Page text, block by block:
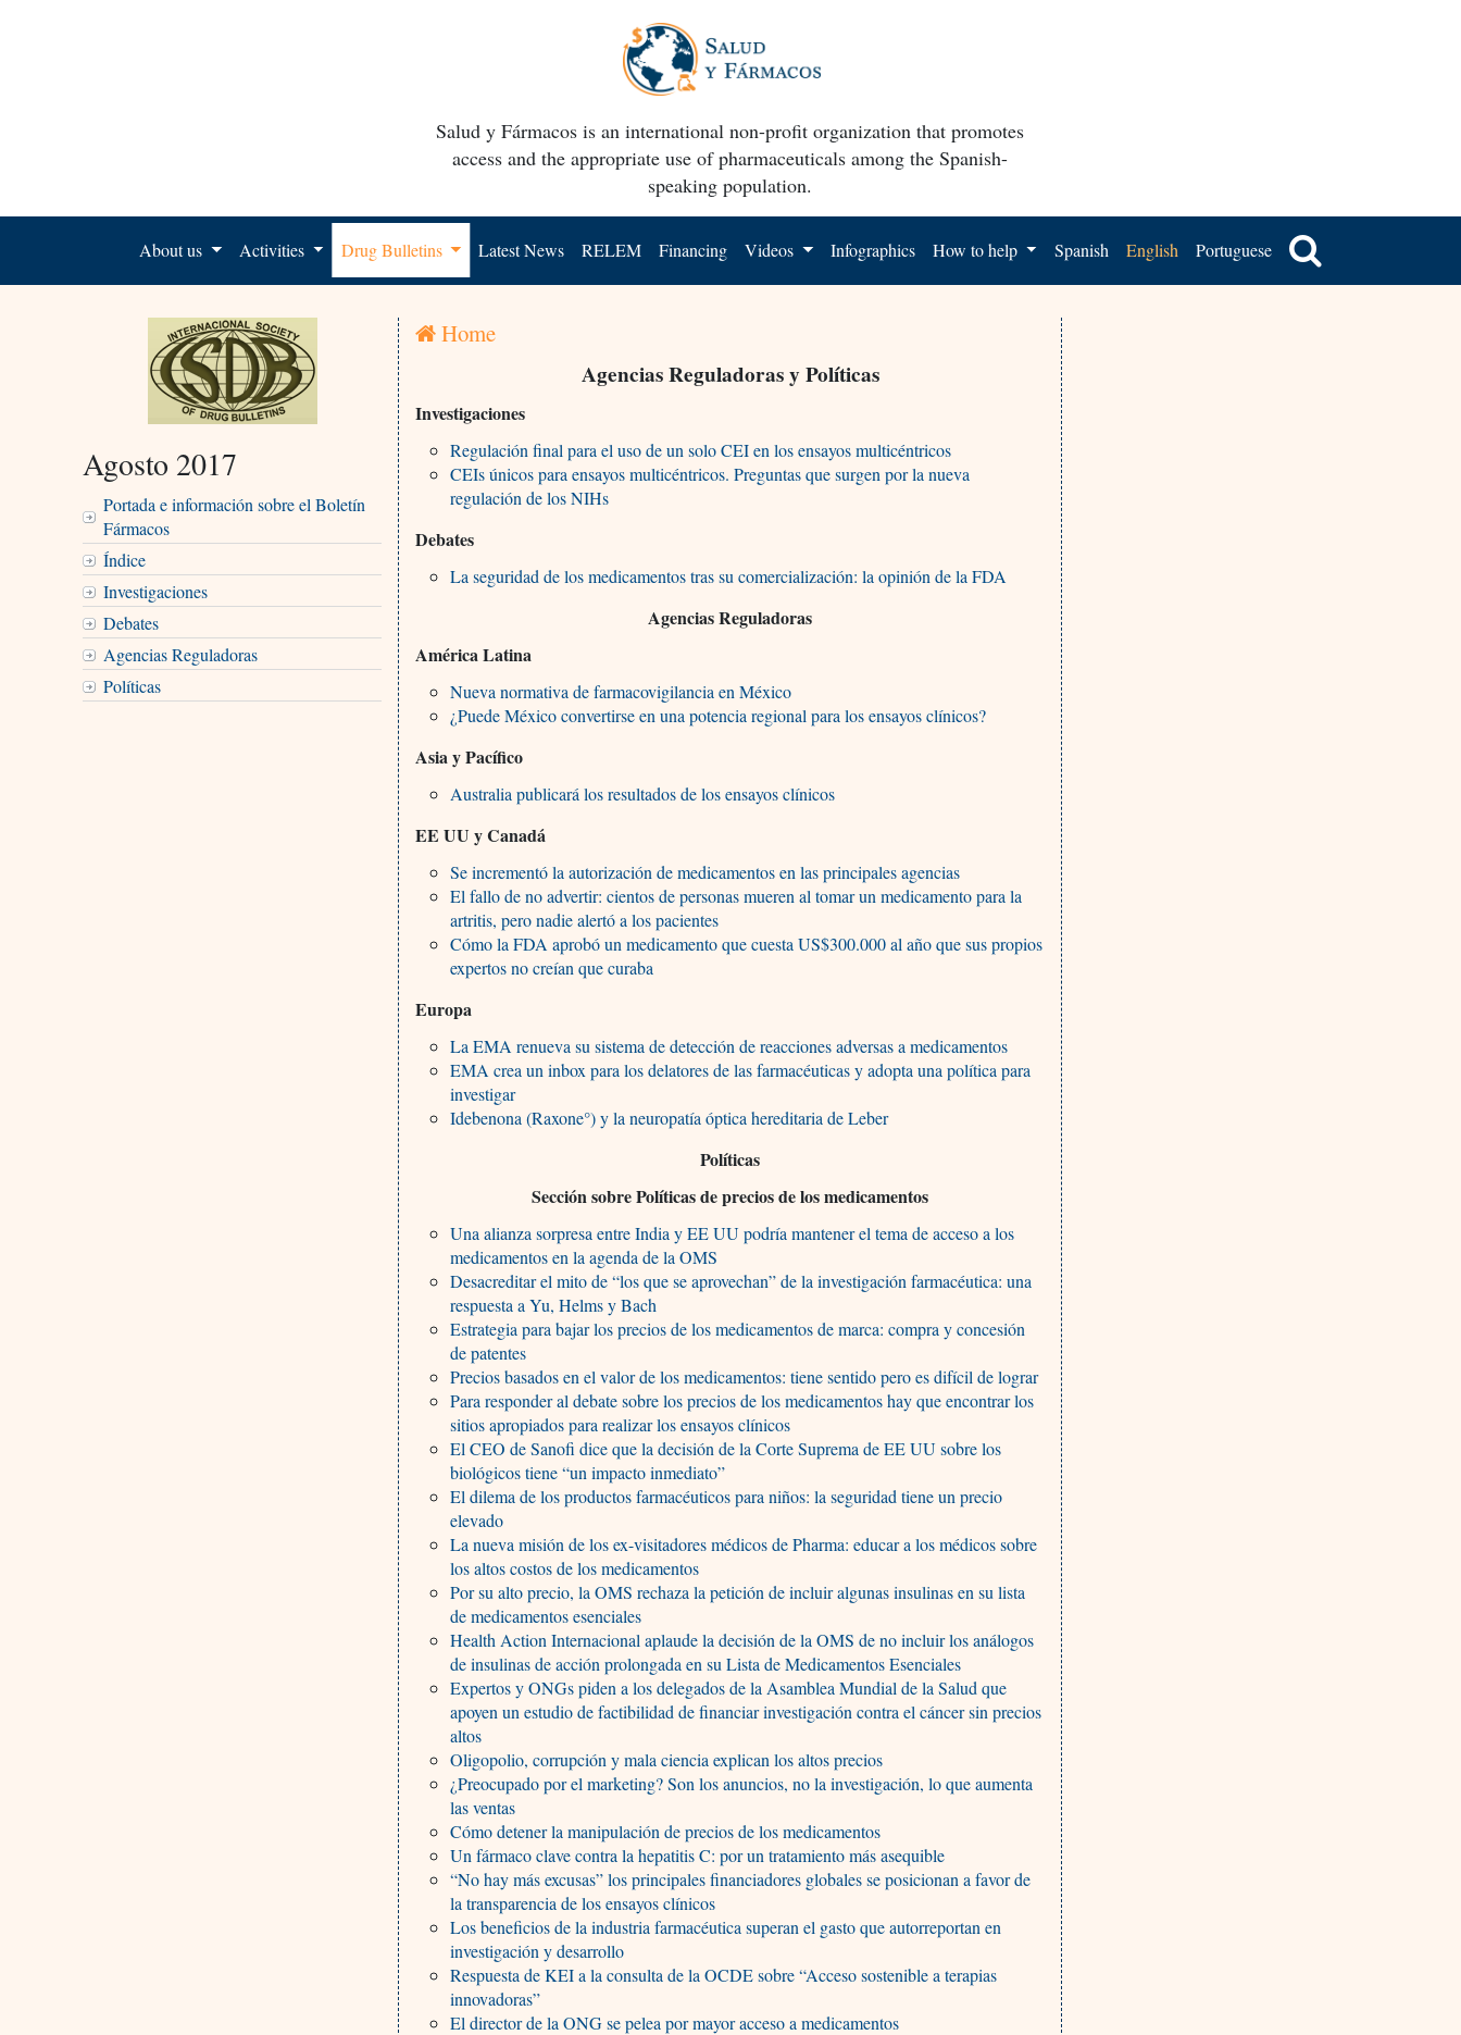
Salud y Fármacos is an international non-profit organization that promotes
access and the appropriate use of pharmaceuticals among the Spanish-
speaking population.
About us Activities Drug Bulletins Latest News RELEM Financing Videos Infographics How to help Spanish English Portuguese
Agosto 2017
Portada e información sobre el Boletín
Fármacos
Índice
Investigaciones
Debates
Agencias Reguladoras
Políticas
Home
Agencias Reguladoras y Políticas
Investigaciones
Regulación final para el uso de un solo CEI en los ensayos multicéntricos
CEIs únicos para ensayos multicéntricos. Preguntas que surgen por la nueva
regulación de los NIHs
Debates
La seguridad de los medicamentos tras su comercialización: la opinión de la FDA
Agencias Reguladoras
América Latina
Nueva normativa de farmacovigilancia en México
¿Puede México convertirse en una potencia regional para los ensayos clínicos?
Asia y Pacífico
Australia publicará los resultados de los ensayos clínicos
EE UU y Canadá
Se incrementó la autorización de medicamentos en las principales agencias
El fallo de no advertir: cientos de personas mueren al tomar un medicamento para la
artritis, pero nadie alertó a los pacientes
Cómo la FDA aprobó un medicamento que cuesta US$300.000 al año que sus propios
expertos no creían que curaba
Europa
La EMA renueva su sistema de detección de reacciones adversas a medicamentos
EMA crea un inbox para los delatores de las farmacéuticas y adopta una política para
investigar
Idebenona (Raxone°) y la neuropatía óptica hereditaria de Leber
Políticas
Sección sobre Políticas de precios de los medicamentos
Una alianza sorpresa entre India y EE UU podría mantener el tema de acceso a los
medicamentos en la agenda de la OMS
Desacreditar el mito de “los que se aprovechan” de la investigación farmacéutica: una
respuesta a Yu, Helms y Bach
Estrategia para bajar los precios de los medicamentos de marca: compra y concesión
de patentes
Precios basados en el valor de los medicamentos: tiene sentido pero es difícil de lograr
Para responder al debate sobre los precios de los medicamentos hay que encontrar los
sitios apropiados para realizar los ensayos clínicos
El CEO de Sanofi dice que la decisión de la Corte Suprema de EE UU sobre los
biológicos tiene “un impacto inmediato”
El dilema de los productos farmacéuticos para niños: la seguridad tiene un precio
elevado
La nueva misión de los ex-visitadores médicos de Pharma: educar a los médicos sobre
los altos costos de los medicamentos
Por su alto precio, la OMS rechaza la petición de incluir algunas insulinas en su lista
de medicamentos esenciales
Health Action Internacional aplaude la decisión de la OMS de no incluir los análogos
de insulinas de acción prolongada en su Lista de Medicamentos Esenciales
Expertos y ONGs piden a los delegados de la Asamblea Mundial de la Salud que
apoyen un estudio de factibilidad de financiar investigación contra el cáncer sin precios
altos
Oligopolio, corrupción y mala ciencia explican los altos precios
¿Preocupado por el marketing? Son los anuncios, no la investigación, lo que aumenta
las ventas
Cómo detener la manipulación de precios de los medicamentos
Un fármaco clave contra la hepatitis C: por un tratamiento más asequible
“No hay más excusas” los principales financiadores globales se posicionan a favor de
la transparencia de los ensayos clínicos
Los beneficios de la industria farmacéutica superan el gasto que autorreportan en
investigación y desarrollo
Respuesta de KEI a la consulta de la OCDE sobre “Acceso sostenible a terapias
innovadoras”
El director de la ONG se pelea por mayor acceso a medicamentos